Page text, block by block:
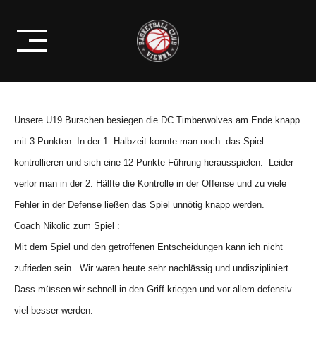
contentSIEG IM WIENER-DERBY !
Unsere U19 Burschen besiegen die DC Timberwolves am Ende knapp
mit 3 Punkten. In der 1. Halbzeit konnte man noch das Spiel
kontrollieren und sich eine 12 Punkte Führung herausspielen. Leider
verlor man in der 2. Hälfte die Kontrolle in der Offense und zu viele
Fehler in der Defense ließen das Spiel unnötig knapp werden.
Coach Nikolic zum Spiel :
Mit dem Spiel und den getroffenen Entscheidungen kann ich nicht
zufrieden sein. Wir waren heute sehr nachlässig und undiszipliniert.
Dass müssen wir schnell in den Griff kriegen und vor allem defensiv
viel besser werden.